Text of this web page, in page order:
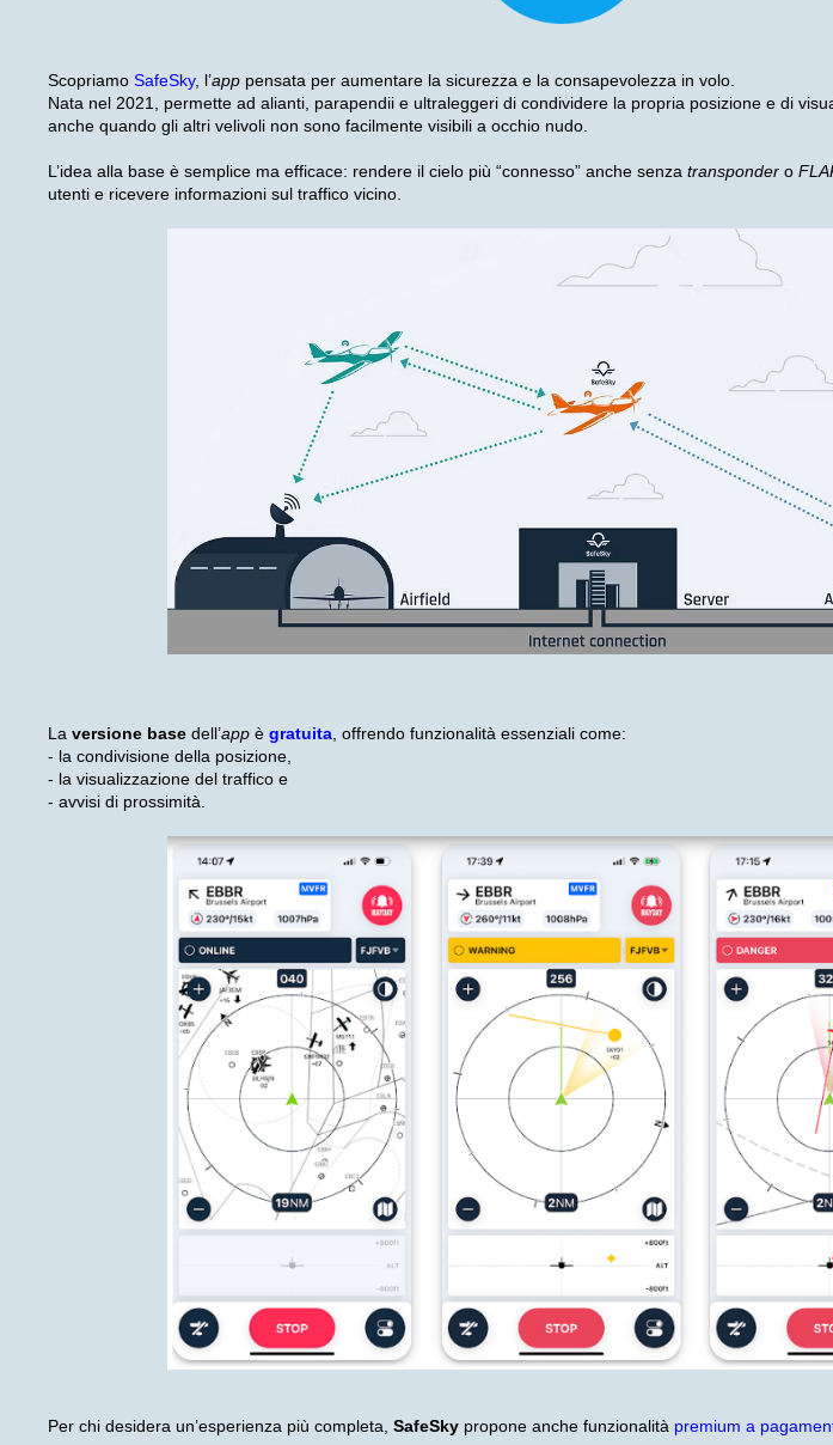
Scopriamo SafeSky, l’app pensata per aumentare la sicurezza e la consapevolezza in volo.
Nata nel 2021, permette ad alianti, parapendii e ultraleggeri di condividere la propria posizione e di
anche quando gli altri velivoli non sono facilmente visibili a occhio nudo.
L’idea alla base è semplice ma efficace: rendere il cielo più “connesso” anche senza transponder o
utenti e ricevere informazioni sul traffico vicino.
La versione base dell’app è gratuita , offrendo funzionalità essenziali come:
- la condivisione della posizione,
- la visualizzazione del traffico e
- avvisi di prossimità.
Per chi desidera un’esperienza più completa, SafeSky propone anche funzionalità premium a